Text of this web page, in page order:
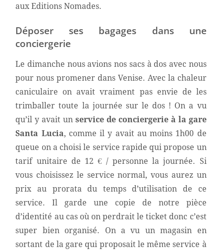
aux Editions Nomades.
Déposer ses bagages dans une
conciergerie
Le dimanche nous avions nos sacs à dos avec nous
pour nous promener dans Venise. Avec la chaleur
caniculaire on avait vraiment pas envie de les
trimballer toute la journée sur le dos ! On a vu
qu’il y avait unservice de conciergerie à la gare
Santa Lucia, comme il y avait au moins 1h00 de
queue on a choisi le service rapide qui propose un
tarif unitaire de 12 € / personne la journée. Si
vous choisissez le service normal, vous aurez un
prix au prorata du temps d’utilisation de ce
service. Il garde une copie de notre pièce
d’identité au cas où on perdrait le ticket donc c’est
super bien organisé. On a vu un magasin en
sortant de la gare qui proposait le même service à